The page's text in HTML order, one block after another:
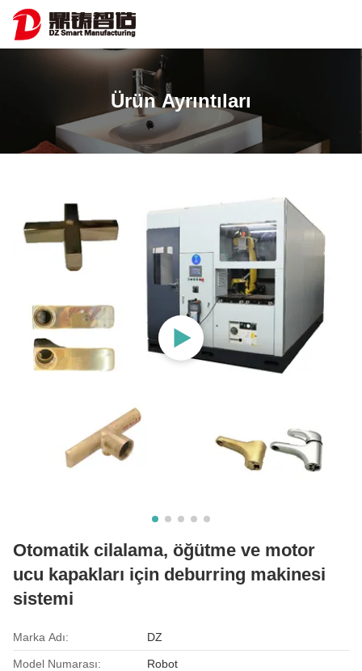
Ürün Ayrıntıları
Otomatik cilalama, öğütme ve motor
ucu kapakları için deburring makinesi
sistemi
Marka Adı: DZ
Model Numarası: Robot